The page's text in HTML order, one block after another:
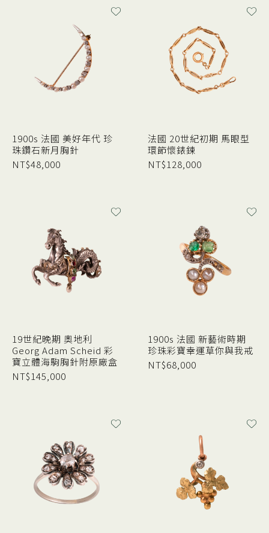
1900s 法國 美好年代 珍
珠鑽石新月胸針
NT$48,000
法國 20世紀初期 馬眼型
環節懷錶鍊
NT$128,000
19世紀晚期 奧地利
Georg Adam Scheid 彩
寶立體海駒胸針附原廠盒
NT$145,000
1900s 法國 新藝術時期
珍珠彩寶幸運草你與我戒
NT$68,000